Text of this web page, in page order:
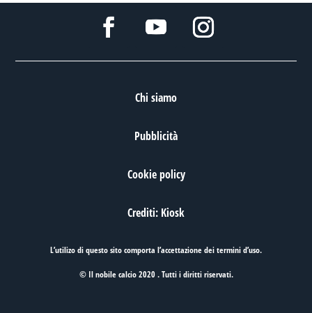
Chi siamo
Pubblicità
Cookie policy
Crediti: Kiosk
L’utilizo di questo sito comporta l’accettazione deitermini d’uso.
© Il nobile calcio 2020 . Tutti i diritti riservati.